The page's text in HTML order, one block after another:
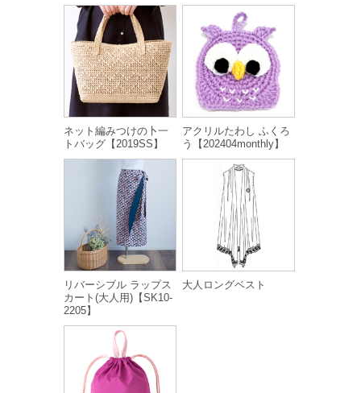
ネット編みつけの卜一
トバッグ【2019SS】
アクリルたわし ふくろ
う【202404monthly】
リバーシブル ラップス
カート(大人用)【SK10-
2205】
大人ロングベスト